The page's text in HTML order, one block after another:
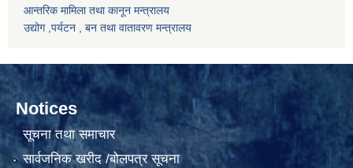
आन्तरिक मामिला तथा कानून मन्त्रालय
उद्योग ,पर्यटन , बन तथा वातावरण मन्त्रालय
Notices
सूचना तथा समाचार
सार्वजनिक खरीद /बोलपत्र सूचना